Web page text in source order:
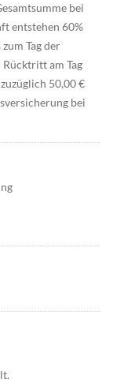
bei
entstehen 60%
Tag der
am Tag
50,00 €
bei